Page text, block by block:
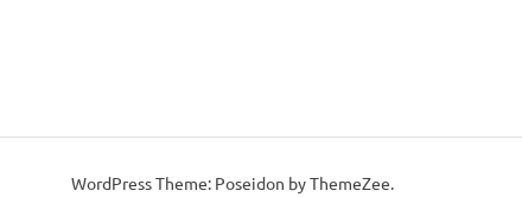
WordPress Theme: Poseidon by ThemeZee.